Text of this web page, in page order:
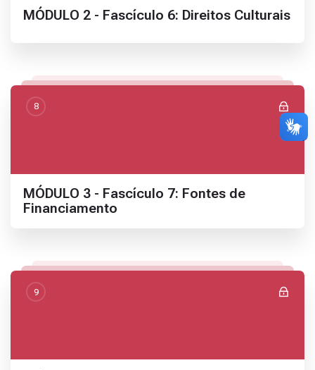
Nome da seção
MÓDULO 2 - Fascículo 6: Direitos Culturais
8
Nome da seção
MÓDULO 3 - Fascículo 7: Fontes de
Financiamento
9